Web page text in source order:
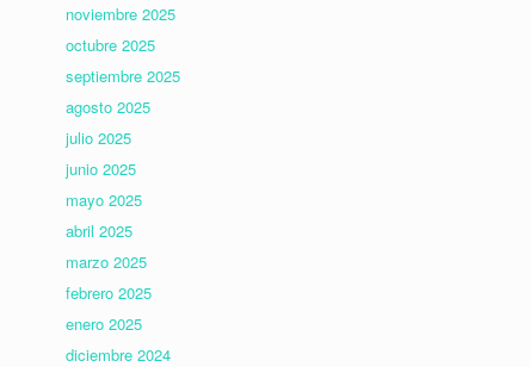
noviembre 2025
octubre 2025
septiembre 2025
agosto 2025
julio 2025
junio 2025
mayo 2025
abril 2025
marzo 2025
febrero 2025
enero 2025
diciembre 2024